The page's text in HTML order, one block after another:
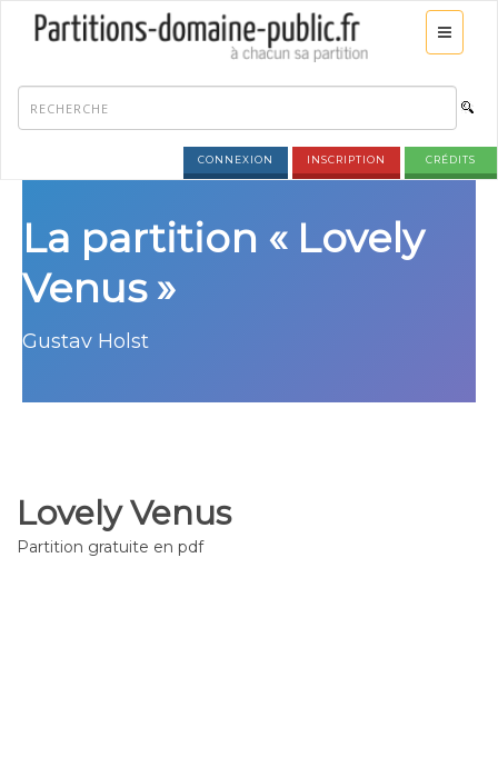
CONNEXION INSCRIPTION CRÉDITS
La partition « Lovely
Venus »
Gustav Holst
Lovely Venus
Partition gratuite en pdf